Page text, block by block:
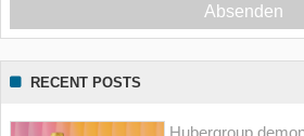
Absenden
RECENT POSTS
Hubergroup